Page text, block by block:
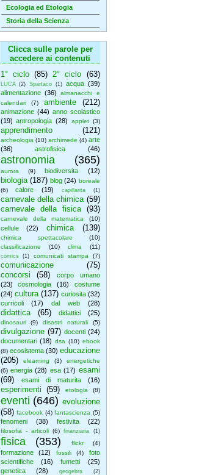
Ecologia ed Etologia
Storia della Scienza
Clicca sulle parole per
accedere ai contenuti
1° ciclo (85) 2° ciclo (63)
LUCA (2) Spartaco (1) acqua (39)
alimentazione (36)
almanacchi e
calendari
(7) ambiente (212)
animazione (44) anno scolastico
(19) antropologia (28) applet (3)
apprendimento (121)
archeologia (10) archimede (4) arte
(36)
astrofisica (46)
astronomia (365)
aurora (9) biodiversita (12)
biologia (187) blog (24) boreale
(6)
calore (19) capillarita (1)
carnevale della chimica (59)
carnevale della fisica
(93)
carnevale della matematica (10)
cellule (22) chimica (139)
chimica spettacolare
(10)
classificazione
(10) clima (11)
comics (1) comunicati stampa (7)
comunicazione
(75)
concorsi
(58)
corpo umano
(23)
cosmologia (16)
costume
(24) cultura (137) curiosita (32)
curricoli
(17) dal web (28)
didattica (65) didattici (25)
dinosauri (9) disastri naturali (5)
divulgazione (97) docenti (24)
documentari (18) dsa (10) ebook
(8) ecosistema (30) educazione
(205)
elearning (3)
energetiche
(6) energia (28) esa (17) esami
(69)
esami di maturita (16)
esperimenti (59) etologia (8)
eventi (646) evoluzione
(58) facebook (4) fantascienza (5)
fenomeni (38) festivita (22)
filosofia - articoli (6) finanziaria (1)
fisica (353) flickr (4)
formazione (12) fossili (4)
foto
scientifiche
(16) fumetti
(25)
genetica
(28) geogebra (2)